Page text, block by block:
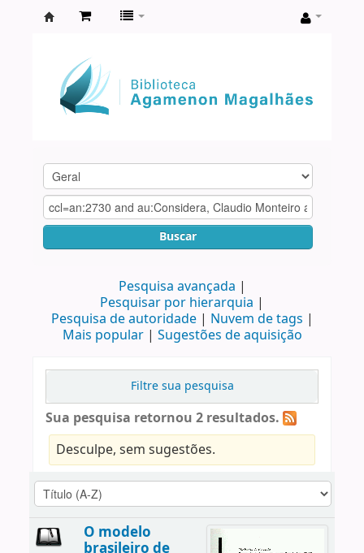
Agamenon
Magalhães
Buscar
Pesquisa avançada
Pesquisar por hierarquia
Pesquisa de autoridade
Nuvem de tags
Mais popular
Sugestões de aquisição
Filtre sua pesquisa
Sua pesquisa retornou 2 resultados.
Desculpe, sem sugestões.
O modelo
brasileiro de